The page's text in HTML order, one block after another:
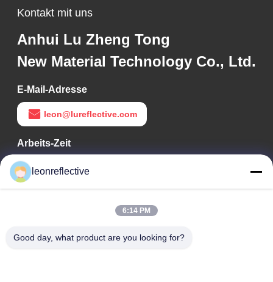
Kontakt mit uns
Anhui Lu Zheng Tong
New Material Technology Co., Ltd.
E-Mail-Adresse
leon@lureflective.com
Arbeits-Zeit
9:00-18:00
Unsere Adresse
Adresse des Unternehmens
Technologiepark Huayi, Hightech-Zone, Hefei, Anhui, China
leonreflective
6:14 PM
Good day, what product are you looking for?